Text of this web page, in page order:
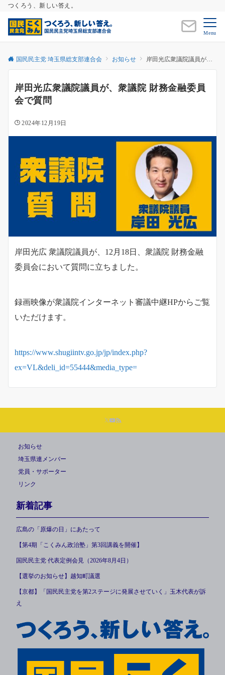
つくろう、新しい答え。
Menu
国民民主党 埼玉県総支部連合会 お知らせ 岸田光広衆議院議員が、衆議院 財務金融委員会で質問
岸田光広衆議院議員が、衆議院 財務金融委員
会で質問
2024年12月19日
岸田光広 衆議院議員が、12月18日、衆議院 財務金融
委員会において質問に立ちました。
録画映像が衆議院インターネット審議中継HPからご覧
いただけます。
https://www.shugiintv.go.jp/jp/index.php?
ex=VL&deli_id=55444&media_type=
お知らせ
埼玉県連メンバー
党員・サポーター
リンク
新着記事
広島の「原爆の日」にあたって
【第4期「こくみん政治塾」第3回講義を開催】
国民民主党 代表定例会見（2026年8月4日）
【選挙のお知らせ】越知町議選
【京都】「国民民主党を第2ステージに発展させていく」玉木代表が訴
え